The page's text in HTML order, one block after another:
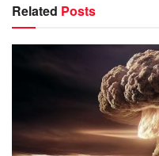
Related Posts